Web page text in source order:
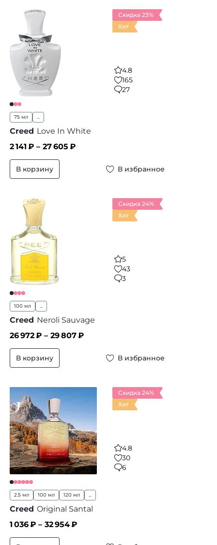
Скидка 23%
Хит
4.8
165
27
75 мл ...
Creed Love In White
2 141 ₽ – 27 605 ₽
В корзину В избранное
Скидка 24%
Хит
5
43
3
100 мл ...
Creed Neroli Sauvage
26 972₽ – 29 807₽
В корзину В избранное
Скидка 24%
Хит
4.8
30
6
2.5 мл 100 мл 120 мл ...
Creed Original Santal
1 036₽ – 32 954₽